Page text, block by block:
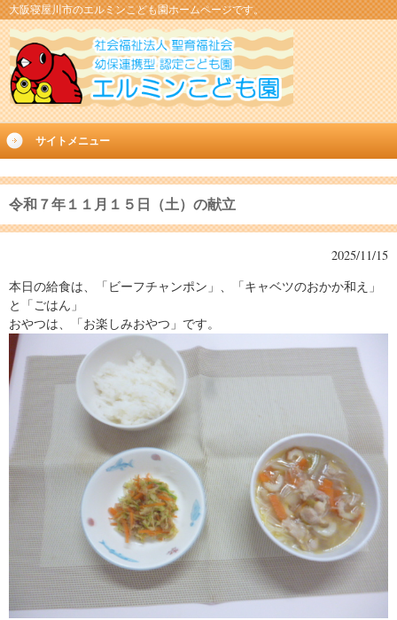
大阪寝屋川市のエルミンこども園ホームページです。
サイトメニュー
令和７年１１月１５日（土）の献立
2025/11/15
本日の給食は、「ビーフチャンポン」、「キャベツのおかか和え」
と「ごはん」
おやつは、「お楽しみおやつ」です。